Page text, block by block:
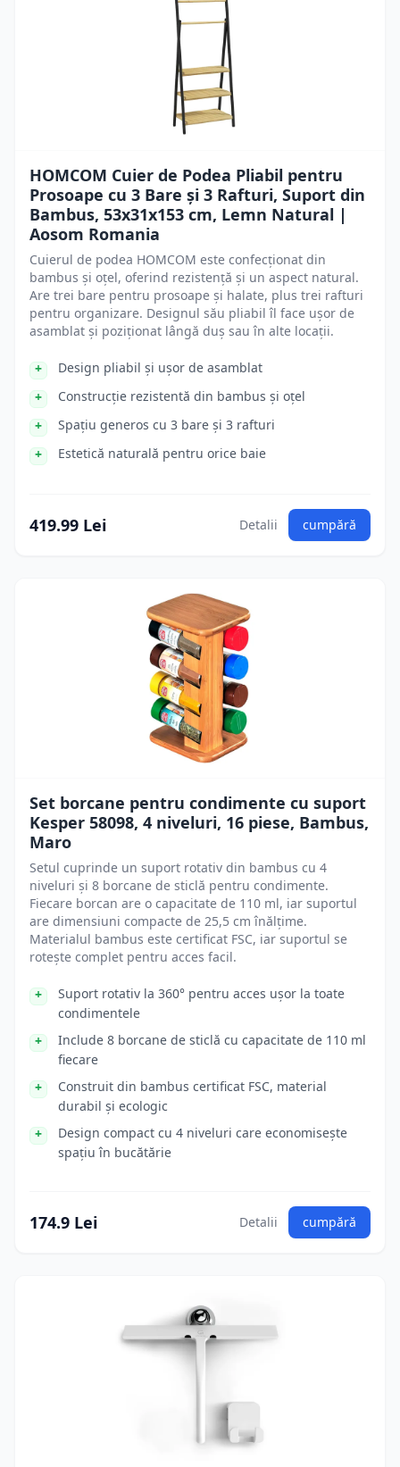
HOMCOM Cuier de Podea Pliabil pentru
Prosoape cu 3 Bare și 3 Rafturi, Suport din
Bambus, 53x31x153 cm, Lemn Natural |
Aosom Romania
Cuierul de podea HOMCOM este confecționat din
bambus și oțel, oferind rezistență și un aspect natural.
Are trei bare pentru prosoape și halate, plus trei rafturi
pentru organizare. Designul său pliabil îl face ușor de
asamblat și poziționat lângă duș sau în alte locații.
Design pliabil și ușor de asamblat
Construcție rezistentă din bambus și oțel
Spațiu generos cu 3 bare și 3 rafturi
Estetică naturală pentru orice baie
419.99 Lei Detalii cumpără
Set borcane pentru condimente cu suport
Kesper 58098, 4 niveluri, 16 piese, Bambus,
Maro
Setul cuprinde un suport rotativ din bambus cu 4
niveluri și 8 borcane de sticlă pentru condimente.
Fiecare borcan are o capacitate de 110 ml, iar suportul
are dimensiuni compacte de 25,5 cm înălțime.
Materialul bambus este certificat FSC, iar suportul se
rotește complet pentru acces facil.
Suport rotativ la 360° pentru acces ușor la toate
condimentele
Include 8 borcane de sticlă cu capacitate de 110 ml
fiecare
Construit din bambus certificat FSC, material
durabil și ecologic
Design compact cu 4 niveluri care economisește
spațiu în bucătărie
174.9 Lei Detalii cumpără